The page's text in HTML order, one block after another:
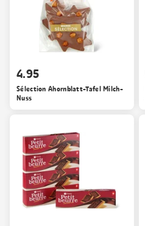
4.95
Sélection Ahornblatt-Tafel Milch-
Nuss